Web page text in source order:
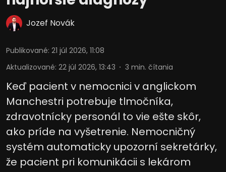
Jozef Novák
Publikované: 21 júl 2026, 11:08
Aktualizované: 22 júl 2026, 13:43 3 min. čítania
Keď pacient v nemocnici v anglickom
Manchestri potrebuje tlmočníka,
zdravotnícky personál to vie ešte skôr,
ako príde na vyšetrenie. Nemocničný
systém automaticky upozorní sekretárky,
že pacient pri komunikácii s lekárom